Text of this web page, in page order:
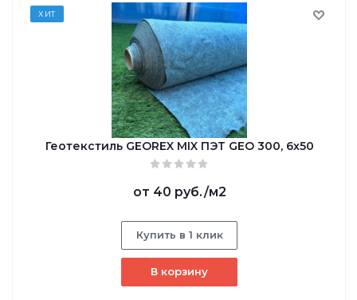
ХИТ
Геотекстиль GEОREX MIX ПЭТ GEO 300, 6х50
от 40 руб./м2
Купить в 1 клик
В корзину